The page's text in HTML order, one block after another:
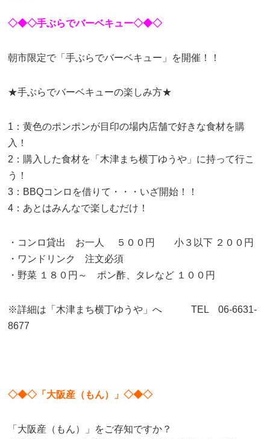
◇◆◇手ぶらでバーベキュー◇◆◇
朝市限定で「手ぶらでバーベキュー」を開催！！
★手ぶらでバーベキューの楽しみ方★
1：黄色のポンポンが目印の場内店舗で好きな食材を購
入！
2：購入した食材を「木津まち横丁ゆうや」に持って行こ
う！
3：BBQコンロを借りて・・・いざ開始！！
4：あとはみんなで楽しむだけ！
・コンロ貸出 お一人 ５００円 小３以下 ２００円
・ワンドリンク 注文必須
・野菜 １８０円～ ポン酢、タレなど １００円
※詳細は「木津まち横丁ゆうや」へ TEL 06-6631-
8677
◇◆◇「大阪産（もん）」◇◆◇
「大阪産（もん）」をご存知ですか？